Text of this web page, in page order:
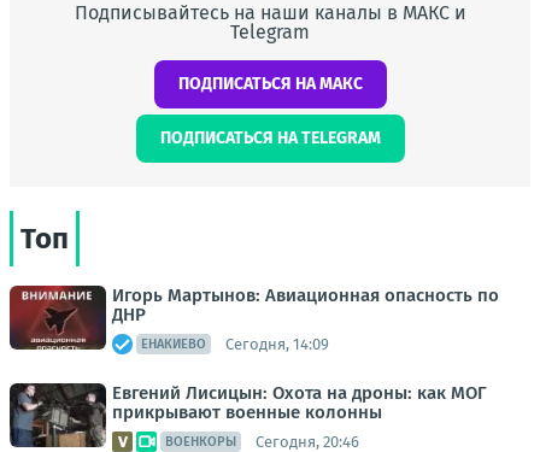
Подписывайтесь на наши каналы в МАКС и
Telegram
ПОДПИСАТЬСЯ НА МАКС
ПОДПИСАТЬСЯ НА TELEGRAM
Топ
Игорь Мартынов: Авиационная опасность по
ДНР
ЕНАКИЕВО Сегодня, 14:09
Евгений Лисицын: Охота на дроны: как МОГ
прикрывают военные колонны
ВОЕНКОРЫ Сегодня, 20:46